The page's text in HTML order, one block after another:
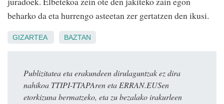
beharko da eta hurrengo asteetan zer gertatzen den ikusi.
GIZARTEA BAZTAN
Publizitatea eta erakundeen dirulaguntzak ez dira
nahikoa TTIPI-TTAPAren eta ERRAN.EUSen
etorkizuna bermatzeko, eta zu bezalako irakurleen